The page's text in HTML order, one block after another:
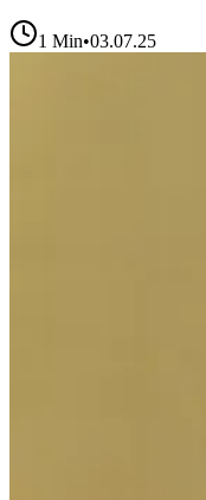
1 Min•03.07.25